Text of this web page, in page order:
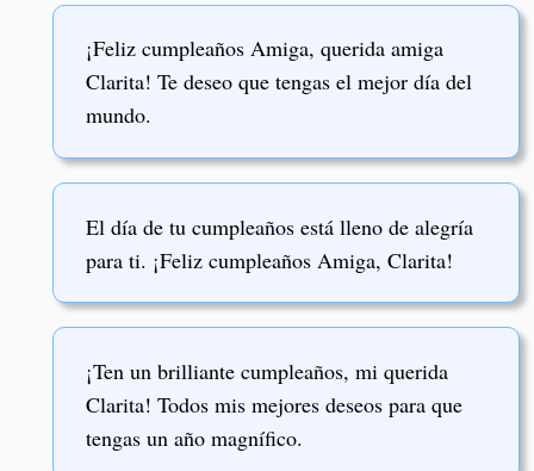
¡Feliz cumpleaños Amiga, querida amiga
Clarita! Te deseo que tengas el mejor día del
mundo.
El día de tu cumpleaños está lleno de alegría
para ti. ¡Feliz cumpleaños Amiga, Clarita!
¡Ten un brilliante cumpleaños, mi querida
Clarita! Todos mis mejores deseos para que
tengas un año magnífico.